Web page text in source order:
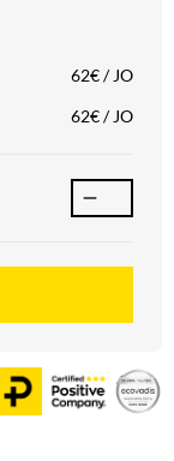
62€ / JO
62€ / JO